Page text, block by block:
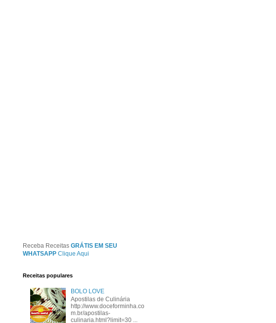
Receba Receitas GRÁTIS EM SEU
WHATSAPP Clique Aqui
Receitas populares
BOLO LOVE
Apostilas de Culinária
http://www.doceforminha.co
m.br/apostilas-
culinaria.html?limit=30 ...